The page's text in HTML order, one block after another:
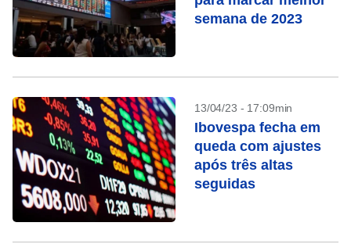
semana de 2023
13/04/23 - 17:09min
Ibovespa fecha em
queda com ajustes
após três altas
seguidas